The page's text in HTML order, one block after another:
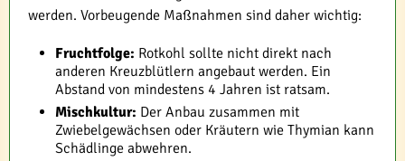
werden. Vorbeugende Maßnahmen sind daher wichtig:
Fruchtfolge: Rotkohl sollte nicht direkt nach
anderen Kreuzblütlern angebaut werden. Ein
Abstand von mindestens 4 Jahren ist ratsam.
Mischkultur: Der Anbau zusammen mit
Zwiebelgewächsen oder Kräutern wie Thymian kann
Schädlinge abwehren.